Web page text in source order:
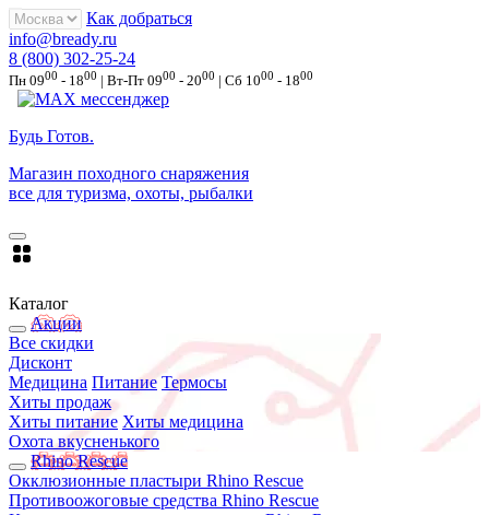
Как добраться
info@bready.ru
8 (800) 302-25-24
Пн 0900 - 1800 | Вт-Пт 0900 - 2000 | Сб 1000 - 1800
Будь Готов.
Магазин походного снаряжения
все для туризма, охоты, рыбалки
Каталог
Акции
Все скидки
Дисконт
Медицина Питание Термосы
Хиты продаж
Хиты питание Хиты медицина
Охота вкусненького
Rhino Rescue
Окклюзионные пластыри Rhino Rescue
Противоожоговые средства Rhino Rescue